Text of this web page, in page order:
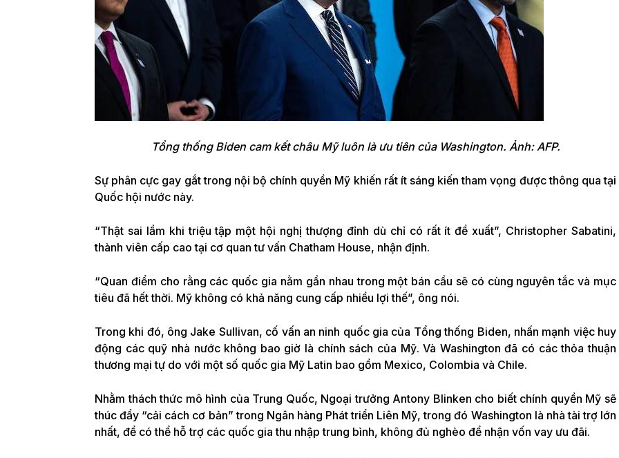
Tổng thống Biden cam kết châu Mỹ luôn là ưu tiên của Washington. Ảnh: AFP.
Sự phân cực gay gắt trong nội bộ chính quyền Mỹ khiến rất ít sáng kiến tham vọng được thông qua tại
Quốc hội nước này.
“Thật sai lầm khi triệu tập một hội nghị thượng đỉnh dù chỉ có rất ít đề xuất”, Christopher Sabatini,
thành viên cấp cao tại cơ quan tư vấn Chatham House, nhận định.
“Quan điểm cho rằng các quốc gia nằm gần nhau trong một bán cầu sẽ có cùng nguyên tắc và mục
tiêu đã hết thời. Mỹ không có khả năng cung cấp nhiều lợi thế”, ông nói.
Trong khi đó, ông Jake Sullivan, cố vấn an ninh quốc gia của Tổng thống Biden, nhấn mạnh việc huy
động các quỹ nhà nước không bao giờ là chính sách của Mỹ. Và Washington đã có các thỏa thuận
thương mại tự do với một số quốc gia Mỹ Latin bao gồm Mexico, Colombia và Chile.
Nhằm thách thức mô hình của Trung Quốc, Ngoại trưởng Antony Blinken cho biết chính quyền Mỹ sẽ
thúc đẩy “cải cách cơ bản” trong Ngân hàng Phát triển Liên Mỹ, trong đó Washington là nhà tài trợ lớn
nhất, để có thể hỗ trợ các quốc gia thu nhập trung bình, không đủ nghèo để nhận vốn vay ưu đãi.